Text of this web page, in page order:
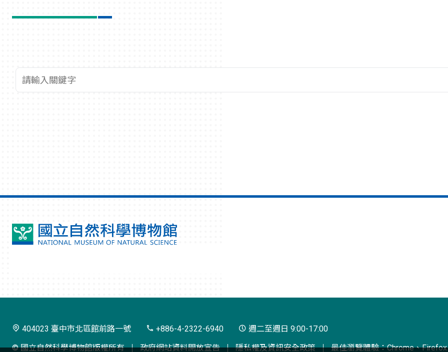
查詢關鍵字
國
404023 臺中市北區館前路一號 +886-4-2322-6940
週二至週日 9:00-17:00
© 國立自然科學博物館版權所有
政府網站資料開放宣告 隱私權及資訊安全政策 最佳瀏覽體驗：Chrome、